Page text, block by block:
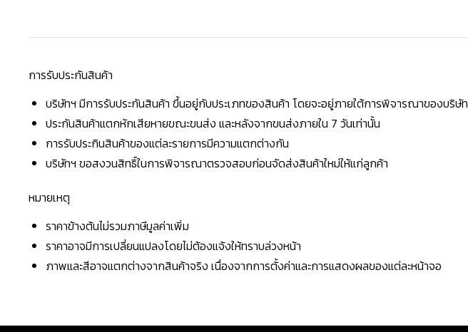
การรับประกันสินค้า
บริษัทฯ มีการรับประกันสินค้า ขึ้นอยู่กับประเภทของสินค้า โดยจะอยู่ภายใต้การพิจารณาของบริษัท
ประกันสินค้าแตกหักเสียหายขณะขนส่ง และหลังจากขนส่งภายใน 7 วันเท่านั้น
การรับประกินสินค้าของแต่ละรายการมีความแตกต่างกัน
บริษัทฯ ขอสงวนสิทธิ์ในการพิจารณาตรวจสอบก่อนจัดส่งสินค้าใหม่ให้แก่ลูกค้า
หมายเหตุ
ราคาข้างต้นไม่รวมภาษีมูลค่าเพิ่ม
ราคาอาจมีการเปลี่ยนแปลงโดยไม่ต้องแจ้งให้ทราบล่วงหน้า
ภาพและสีอาจแตกต่างจากสินค้าจริง เนื่องจากการตั้งค่าและการแสดงผลของแต่ละหน้าจอ